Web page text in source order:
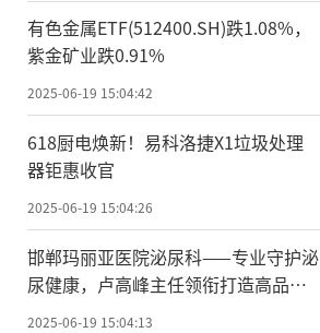
有色金属ETF(512400.SH)跌1.08%，
紫金矿业跌0.91%
2025-06-19 15:04:42
618厨电焕新！易科洛捷X1垃圾处理
器钜惠收官
2025-06-19 15:04:26
邯郸玛丽亚医院泌尿科——专业守护泌
尿健康，卢高峰主任领衔打造高品质
诊疗服务
2025-06-19 15:04:13